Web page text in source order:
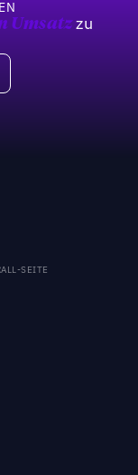
Umsatzzu
SEITE